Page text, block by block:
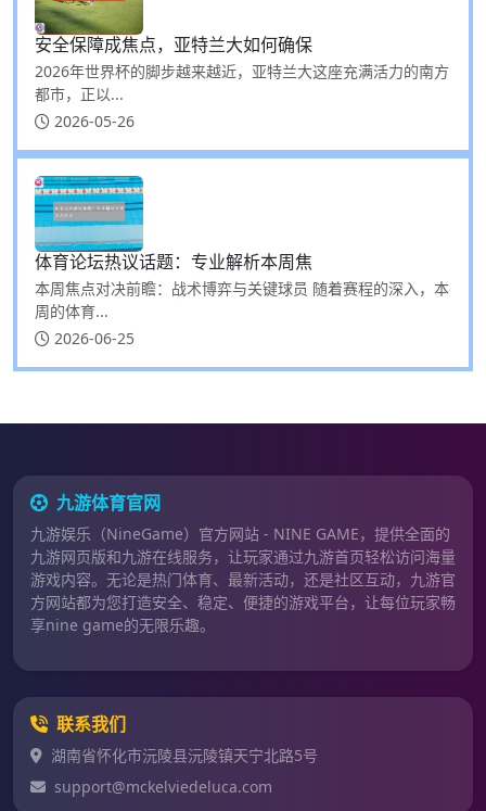
安全保障成焦点，亚特兰大如何确保
2026年世界杯的脚步越来越近，亚特兰大这座充满活力的南方
都市，正以...
2026-05-26
体育论坛热议话题：专业解析本周焦
本周焦点对决前瞻：战术博弈与关键球员 随着赛程的深入，本
周的体育...
2026-06-25
九游体育官网
九游娱乐（NineGame）官方网站 - NINE GAME，提供全面的
九游网页版和九游在线服务，让玩家通过九游首页轻松访问海量
游戏内容。无论是热门体育、最新活动，还是社区互动，九游官
方网站都为您打造安全、稳定、便捷的游戏平台，让每位玩家畅
享nine game的无限乐趣。
联系我们
湖南省怀化市沅陵县沅陵镇天宁北路5号
support@mckelviedeluca.com